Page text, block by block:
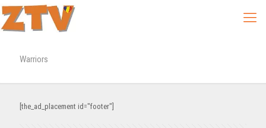
Warriors
[the_ad_placement id="footer"]